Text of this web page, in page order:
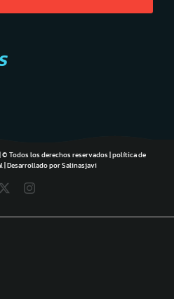
Todos los derechos reservados |política de
| Desarrollado porSalinasjavi
Instagram